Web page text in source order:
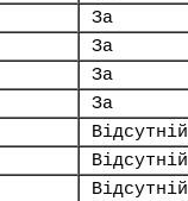
За
За
За
За
Відсутній
Відсутній
Відсутній